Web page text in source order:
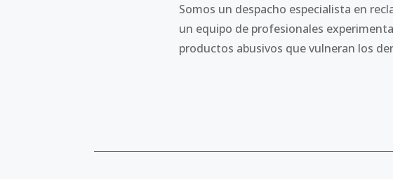
Somos un despacho especialista en
un equipo de profesionales
productos abusivos que vulneran los